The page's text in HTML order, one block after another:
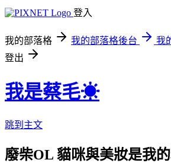
登入
我的部落格 我的部落格後台
我
登出
我是蔡毛☀
跳到主文
廢柴OL 貓咪與美妝是我